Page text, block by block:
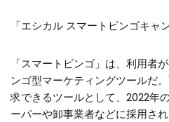
「エシカル スマートビンゴキャ
「スマートビンゴ」は、利用者
ンゴ型マーケティングツールだ
求できるツールとして、2022年
ーパーや卸事業者などに採用さ